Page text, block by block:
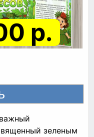
р.
зеленым